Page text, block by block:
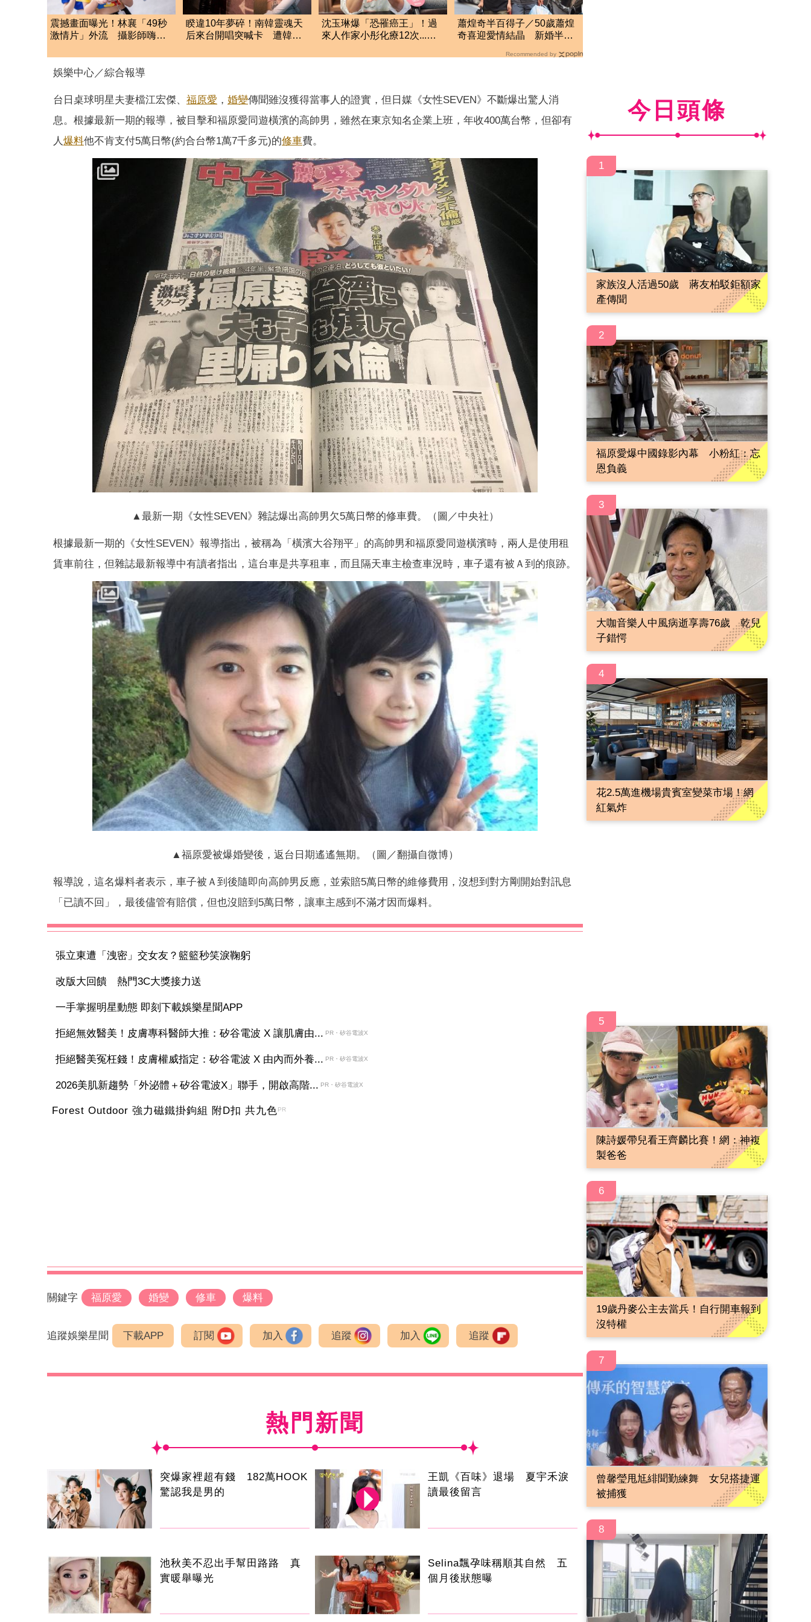
震撼畫面曝光！林襄「49秒
激情片」外流 攝影師嗨到
睽違10年夢碎！南韓靈魂天
后來台開唱突喊卡 遭韓方
沈玉琳爆「恐罹癌王」！過
來人作家小彤化療12次...不
蕭煌奇半百得子／50歲蕭煌
奇喜迎愛情結晶 新婚半年
Recommended by
娛樂中心／綜合報導
台日桌球明星夫妻檔江宏傑、 福原愛 ， 婚變傳聞雖沒獲得當事人的證實，但日媒《女性SEVEN》不斷爆出驚人消
息。根據最新一期的報導，被目擊和福原愛同遊橫濱的高帥男，雖然在東京知名企業上班，年收400萬台幣，但卻有
人爆料他不肯支付5萬日幣(約合台幣1萬7千多元)的修車費。
▲最新一期《女性SEVEN》雜誌爆出高帥男欠5萬日幣的修車費。（圖／中央社）
根據最新一期的《女性SEVEN》報導指出，被稱為「橫濱大谷翔平」的高帥男和福原愛同遊橫濱時，兩人是使用租
賃車前往，但雜誌最新報導中有讀者指出，這台車是共享租車，而且隔天車主檢查車況時，車子還有被Ａ到的痕跡。
▲福原愛被爆婚變後，返台日期遙遙無期。（圖／翻攝自微博）
報導說，這名爆料者表示，車子被Ａ到後隨即向高帥男反應，並索賠5萬日幣的維修費用，沒想到對方剛開始對訊息
「已讀不回」，最後儘管有賠償，但也沒賠到5萬日幣，讓車主感到不滿才因而爆料。
張立東遭「洩密」交女友？籃籃秒笑淚鞠躬
改版大回饋 熱門3C大獎接力送
一手掌握明星動態 即刻下載娛樂星聞APP
拒絕無效醫美！皮膚專科醫師大推：矽谷電波 X 讓肌膚由... PR・矽谷電波X
拒絕醫美冤枉錢！皮膚權威指定：矽谷電波 X 由內而外養... PR・矽谷電波X
2026美肌新趨勢「外泌體＋矽谷電波X」聯手，開啟高階... PR・矽谷電波X
Forest Outdoor 強力磁鐵掛鉤組 附D扣 共九色PR
關鍵字 福原愛 婚變 修車 爆料
追蹤娛樂星聞 下載APP 訂閱 加入 追蹤 加入 追蹤
熱門新聞
突爆家裡超有錢 182萬HOOK
驚認我是男的
王凱《百味》退場 夏宇禾淚
讀最後留言
池秋美不忍出手幫田路路 真
實暖舉曝光
Selina飄孕味稱順其自然 五
個月後狀態曝
今日頭條
1
家族沒人活過50歲 蔣友柏駁鉅額家
產傳聞
2
福原愛爆中國錄影內幕 小粉紅：忘
恩負義
3
大咖音樂人中風病逝享壽76歲 乾兒
子錯愕
4
花2.5萬進機場貴賓室變菜市場！網
紅氣炸
5
陳詩媛帶兒看王齊麟比賽！網：神複
製爸爸
6
19歲丹麥公主去當兵！自行開車報到
沒特權
7
曾馨瑩甩尪緋聞勤練舞 女兒搭捷運
被捕獲
8